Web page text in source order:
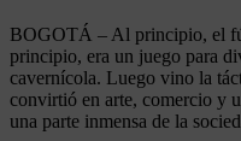
BOGOTÁ – Al principio, el
principio, era un juego para
cavernícola. Luego vino la
convirtió en arte, comercio y
una parte inmensa de la